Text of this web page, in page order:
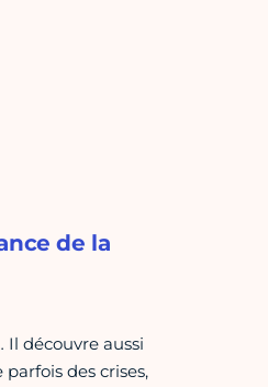
de la
Il découvre aussi
des crises,